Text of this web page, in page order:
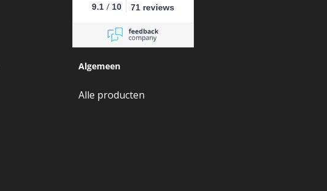
9.1 / 10 71 reviews
Algemeen
Alle producten